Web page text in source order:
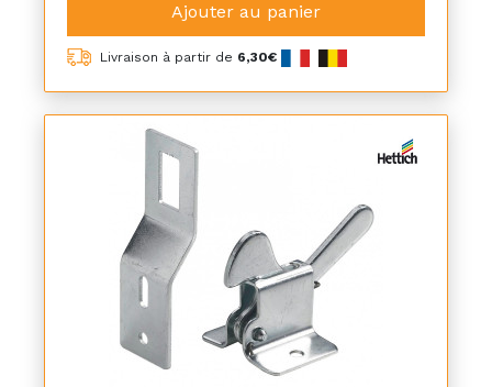
Ajouter au panier
Livraison à partir de 6,30€